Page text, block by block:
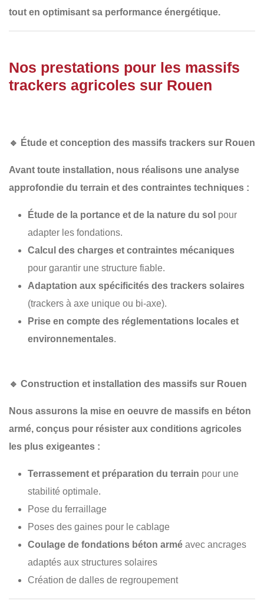
tout en optimisant sa performance énergétique.
Nos prestations pour les massifs
trackers agricoles sur Rouen
🔹 Étude et conception des massifs trackers sur Rouen
Avant toute installation, nous réalisons une analyse
approfondie du terrain et des contraintes techniques :
Étude de la portance et de la nature du sol pour
adapter les fondations.
Calcul des charges et contraintes mécaniques
pour garantir une structure fiable.
Adaptation aux spécificités des trackers solaires
(trackers à axe unique ou bi-axe).
Prise en compte des réglementations locales et
environnementales.
🔹 Construction et installation des massifs sur Rouen
Nous assurons la mise en oeuvre de massifs en béton
armé, conçus pour résister aux conditions agricoles
les plus exigeantes :
Terrassement et préparation du terrain pour une
stabilité optimale.
Pose du ferraillage
Poses des gaines pour le cablage
Coulage de fondations béton armé avec ancrages
adaptés aux structures solaires
Création de dalles de regroupement